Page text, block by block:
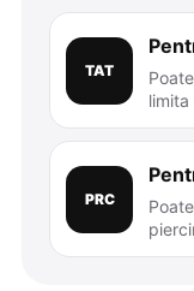
TAT
PRC